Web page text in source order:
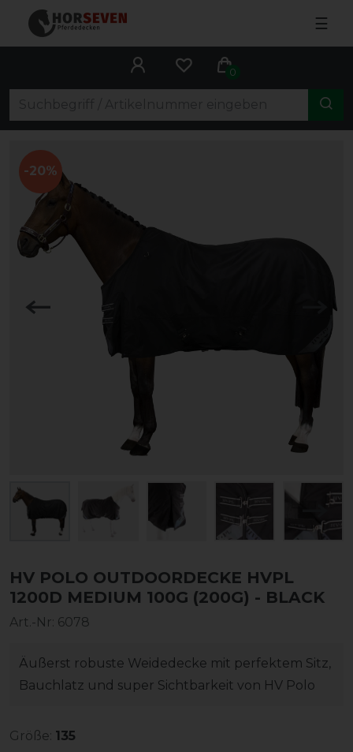
☰
0
-20%
HV POLO OUTDOORDECKE HVPL
1200D MEDIUM 100G (200G) - BLACK
Art.-Nr: 6078
Äußerst robuste Weidedecke mit perfektem Sitz,
Bauchlatz und super Sichtbarkeit von HV Polo
Größe: 135